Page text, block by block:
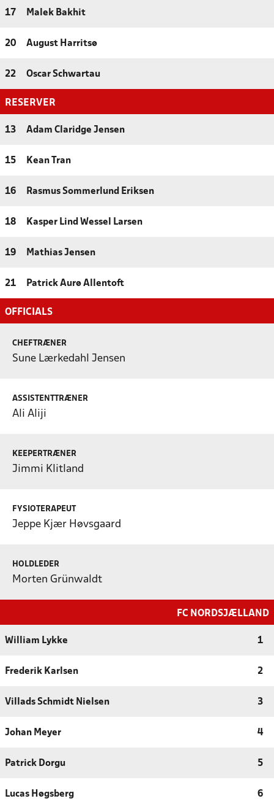
17 Malek Bakhit
20 August Harritsø
22 Oscar Schwartau
RESERVER
13 Adam Claridge Jensen
15 Kean Tran
16 Rasmus Sommerlund Eriksen
18 Kasper Lind Wessel Larsen
19 Mathias Jensen
21 Patrick Aurø Allentoft
OFFICIALS
CHEFTRÆNER
Sune Lærkedahl Jensen
ASSISTENTTRÆNER
Ali Aliji
KEEPERTRÆNER
Jimmi Klitland
FYSIOTERAPEUT
Jeppe Kjær Høvsgaard
HOLDLEDER
Morten Grünwaldt
FC NORDSJÆLLAND
William Lykke 1
Frederik Karlsen 2
Villads Schmidt Nielsen 3
Johan Meyer 4
Patrick Dorgu 5
Lucas Høgsberg 6